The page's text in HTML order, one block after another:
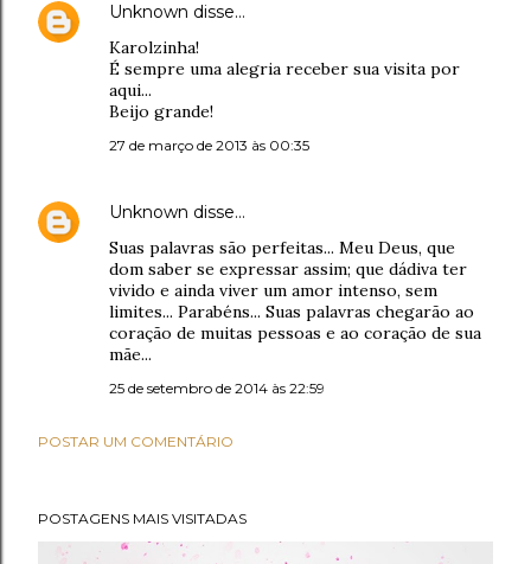
Unknown disse…
Karolzinha!
É sempre uma alegria receber sua visita por
aqui...
Beijo grande!
27 de março de 2013 às 00:35
Unknown disse…
Suas palavras são perfeitas... Meu Deus, que
dom saber se expressar assim; que dádiva ter
vivido e ainda viver um amor intenso, sem
limites... Parabéns... Suas palavras chegarão ao
coração de muitas pessoas e ao coração de sua
mãe...
25 de setembro de 2014 às 22:59
POSTAR UM COMENTÁRIO
POSTAGENS MAIS VISITADAS